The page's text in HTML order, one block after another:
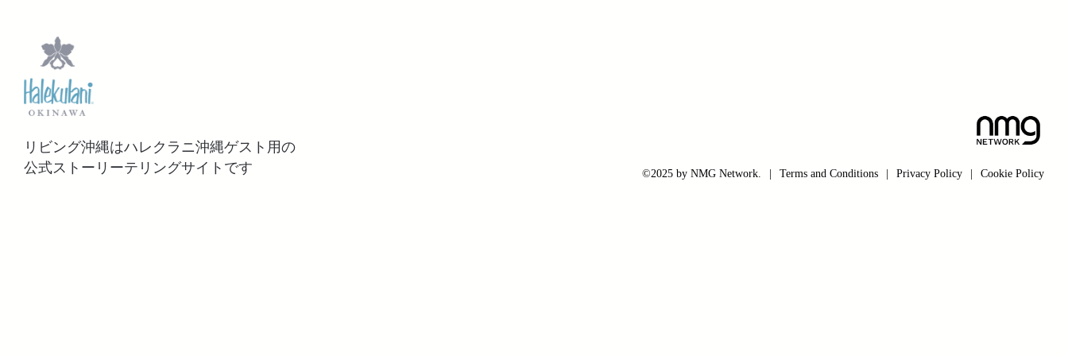
リビング沖縄はハレクラニ沖縄ゲスト用の
公式ストーリーテリングサイトです
©2025 by NMG Network. Terms and Conditions Privacy Policy Cookie Policy